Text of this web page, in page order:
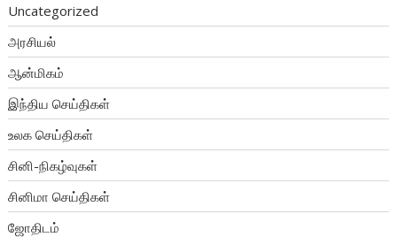
Uncategorized
அரசியல்
ஆன்மிகம்
இந்திய செய்திகள்
உலக செய்திகள்
சினி-நிகழ்வுகள்
சினிமா செய்திகள்
ஜோதிடம்